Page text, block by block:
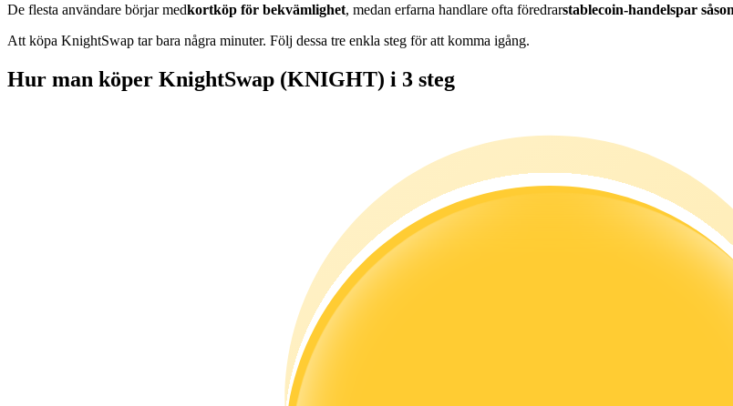
Kopiera Trading
Gå med de bästa handlarna
Njut av vinstdelning och kopieringshandelsprovisioner
De flesta användare börjar medkortköp för bekvämlighet, medan erfarna handlare ofta föredrarstablecoin-handelspar
Att köpa KnightSwap tar bara några minuter. Följ dessa tre enkla steg för att komma igång.
Hur man köper KnightSwap (KNIGHT) i 3 steg